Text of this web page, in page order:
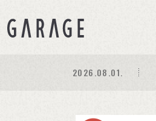
2026.08.03.
2026.08.01.